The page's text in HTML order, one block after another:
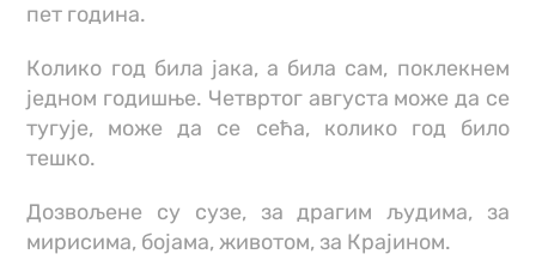
пет година.
Колико год била јака, а била сам, поклекнем
једном годишње. Четвртог августа може да се
тугује, може да се сећа, колико год било
тешко.
Дозвољене су сузе, за драгим људима, за
мирисима, бојама, животом, за Крајином.